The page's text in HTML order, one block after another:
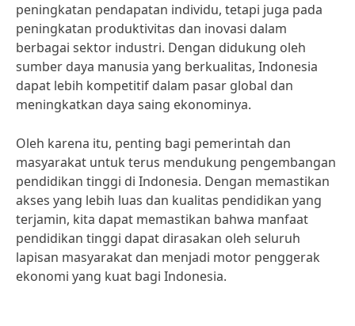
peningkatan pendapatan individu, tetapi juga pada
peningkatan produktivitas dan inovasi dalam
berbagai sektor industri. Dengan didukung oleh
sumber daya manusia yang berkualitas, Indonesia
dapat lebih kompetitif dalam pasar global dan
meningkatkan daya saing ekonominya.
Oleh karena itu, penting bagi pemerintah dan
masyarakat untuk terus mendukung pengembangan
pendidikan tinggi di Indonesia. Dengan memastikan
akses yang lebih luas dan kualitas pendidikan yang
terjamin, kita dapat memastikan bahwa manfaat
pendidikan tinggi dapat dirasakan oleh seluruh
lapisan masyarakat dan menjadi motor penggerak
ekonomi yang kuat bagi Indonesia.